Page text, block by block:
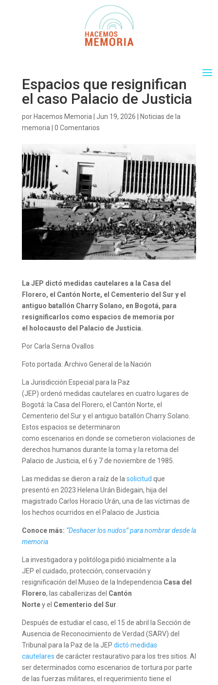
Espacios que resignifican
el caso Palacio de Justicia
por Hacemos Memoria Jun 19, 2026
Noticias de la
memoria
0 Comentarios
La JEP dictó medidas cautelares a la Casa del
Florero, el Cantón Norte, el Cementerio del Sur y el
antiguo batallón Charry Solano, en Bogotá, para
resignificarlos como espacios de memoria por
el holocausto del Palacio de Justicia.
Por Carla Serna Ovallos
Foto portada: Archivo General de la Nación
La Jurisdicción Especial para la Paz
(JEP) ordenó medidas cautelares en cuatro lugares de
Bogotá: la Casa del Florero, el Cantón Norte, el
Cementerio del Sur y el antiguo batallón Charry Solano.
Estos espacios se determinaron
como escenarios en donde se cometieron violaciones de
derechos humanos durante la toma y la retoma del
Palacio de Justicia, el 6 y 7 de noviembre de 1985.
Las medidas se dieron a raíz de la solicitud que
presentó en 2023 Helena Urán Bidegain, hija del
magistrado Carlos Horacio Urán, una de las víctimas de
los hechos ocurridos en el Palacio de Justicia.
Conoce más: “Deshacer los nudos” para nombrar desde la
memoria
La investigadora y politóloga pidió inicialmente a la
JEP el cuidado, protección, conservación y
resignificación del Museo de la Independencia Casa del
Florero, las caballerizas del Cantón
Nortey el Cementerio del Sur
Después de estudiar el caso, el 15 de abril la Sección de
Ausencia de Reconocimiento de Verdad (SARV) del
Tribunal para la Paz de la JEP dictó medidas
cautelares de carácter restaurativo para los tres sitios. Al
ser determinados como escenarios de tortura por parte
de las fuerzas militares, el requerimiento tiene el